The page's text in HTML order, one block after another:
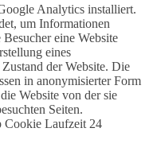
Analytics installiert.
um Informationen
eine Website
eines
der Website. Die
in anonymisierter Form
Website von der sie
Seiten.
Cookie Laufzeit 24